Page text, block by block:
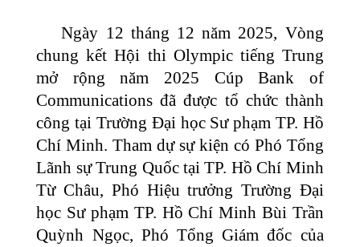
Ngày 12 tháng 12 năm 2025, Vòng
chung kết Hội thi Olympic tiếng Trung
mở rộng năm 2025 Cúp Bank of
Communications đã được tổ chức thành
công tại Trường Đại học Sư phạm TP. Hồ
Chí Minh. Tham dự sự kiện có Phó Tổng
Lãnh sự Trung Quốc tại TP. Hồ Chí Minh
Từ Châu, Phó Hiệu trưởng Trường Đại
học Sư phạm TP. Hồ Chí Minh Bùi Trần
Quỳnh Ngọc, Phó Tổng Giám đốc của